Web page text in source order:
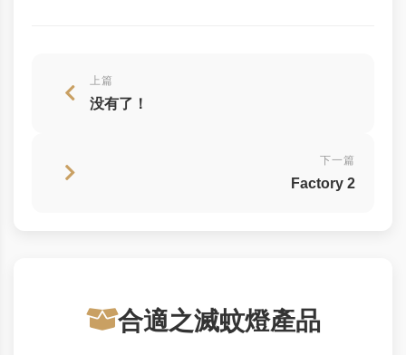
上篇
没有了！
下一篇
Factory 2
合適之滅蚊燈產品